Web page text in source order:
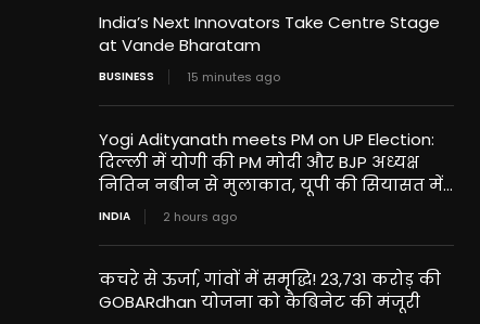
India’s Next Innovators Take Centre Stage
at Vande Bharatam
BUSINESS 15 minutes ago
Yogi Adityanath meets PM on UP Election:
दिल्ली में योगी की PM मोदी और BJP अध्यक्ष
नितिन नबीन से मुलाकात, यूपी की सियासत में...
INDIA 2 hours ago
कचरे से ऊर्जा, गांवों में समृद्धि! 23,731 करोड़ की
GOBARdhan योजना को कैबिनेट की मंजूरी